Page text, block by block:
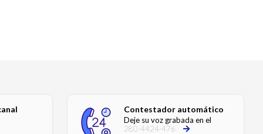
Contestador automático
Deje su voz grabada en el
280-4424-476